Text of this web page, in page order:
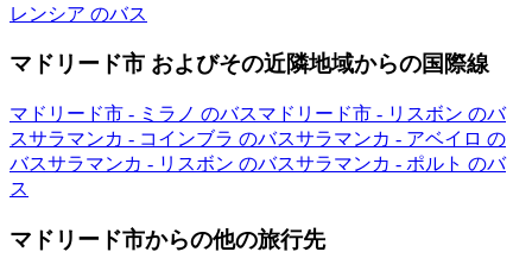
レンシア のバス
マドリード市 およびその近隣地域からの国際線
マドリード市 - ミラノ のバスマドリード市 - リスボン のバ
スサラマンカ - コインブラ のバスサラマンカ - アベイロ の
バスサラマンカ - リスボン のバスサラマンカ - ポルト のバ
ス
マドリード市からの他の旅行先